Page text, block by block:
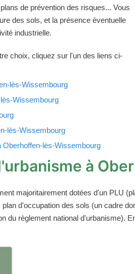
de prévention des risques... Vous
des sols, et la présence éventuelle
industrielle.
choix, cliquez sur l'un des liens ci-
lès-Wissembourg
Wissembourg
lès-Wissembourg
lès-Wissembourg
à
majoritairement dotées d'un PLU
d'occupation des sols (un cadre
du règlement national d'urbanisme).